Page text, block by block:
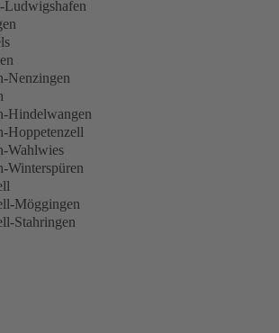
Ludwigshafen
Nenzingen
Hindelwangen
Hoppetenzell
Wahlwies
Winterspüren
Möggingen
Stahringen